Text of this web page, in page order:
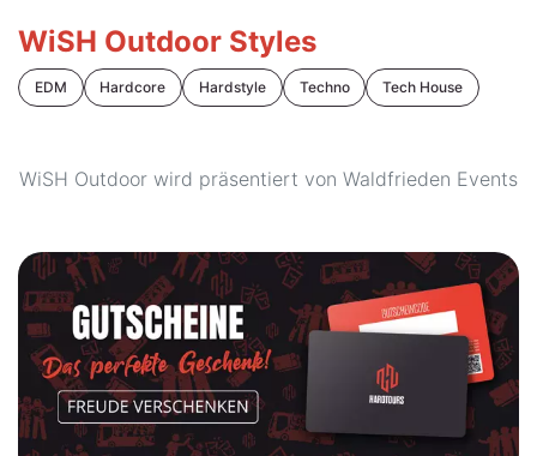
WiSH Outdoor Styles
EDM Hardcore Hardstyle Techno Tech House
WiSH Outdoor wird präsentiert von Waldfrieden Events